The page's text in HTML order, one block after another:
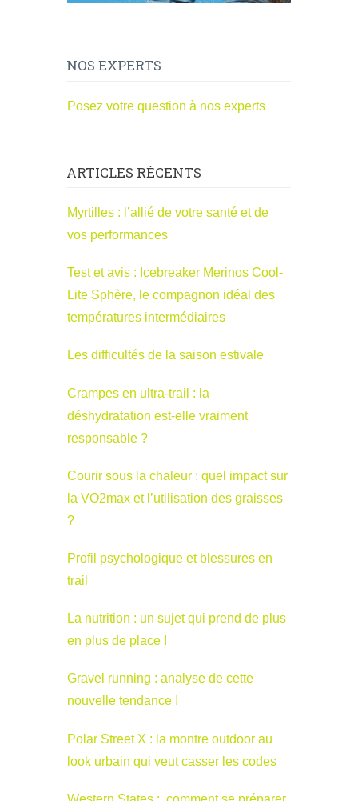
NOS EXPERTS
Posez votre question à nos experts
ARTICLES RÉCENTS
Myrtilles : l’allié de votre santé et de
vos performances
Test et avis : Icebreaker Merinos Cool-
Lite Sphère, le compagnon idéal des
températures intermédiaires
Les difficultés de la saison estivale
Crampes en ultra-trail : la
déshydratation est-elle vraiment
responsable ?
Courir sous la chaleur : quel impact sur
la VO2max et l’utilisation des graisses
?
Profil psychologique et blessures en
trail
La nutrition : un sujet qui prend de plus
en plus de place !
Gravel running : analyse de cette
nouvelle tendance !
Polar Street X : la montre outdoor au
look urbain qui veut casser les codes